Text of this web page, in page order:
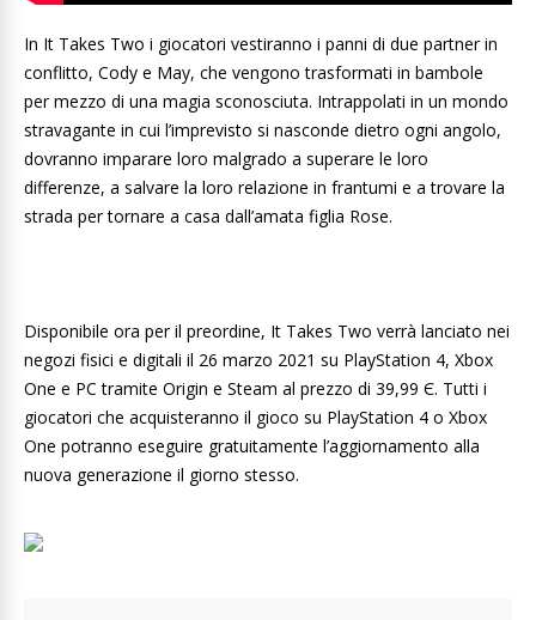
In It Takes Two i giocatori vestiranno i panni di due partner in
conflitto, Cody e May, che vengono trasformati in bambole
per mezzo di una magia sconosciuta. Intrappolati in un mondo
stravagante in cui l’imprevisto si nasconde dietro ogni angolo,
dovranno imparare loro malgrado a superare le loro
differenze, a salvare la loro relazione in frantumi e a trovare la
strada per tornare a casa dall’amata figlia Rose.
Disponibile ora per il preordine, It Takes Two verrà lanciato nei
negozi fisici e digitali il 26 marzo 2021 su PlayStation 4, Xbox
One e PC tramite Origin e Steam al prezzo di 39,99 Є. Tutti i
giocatori che acquisteranno il gioco su PlayStation 4 o Xbox
One potranno eseguire gratuitamente l’aggiornamento alla
nuova generazione il giorno stesso.